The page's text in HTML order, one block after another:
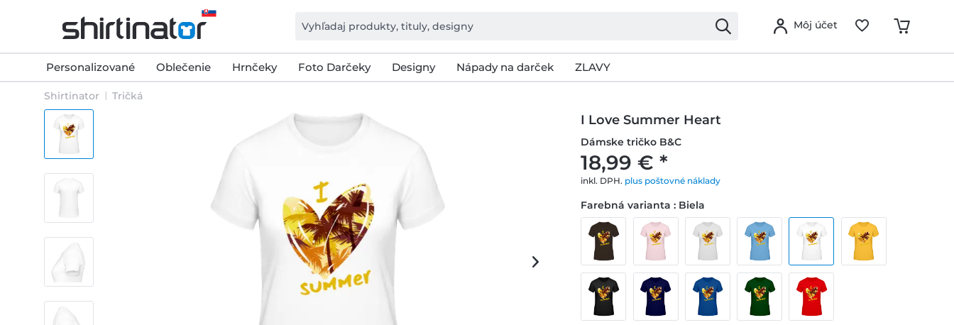
Môj účet
Personalizované Oblečenie Hrnčeky Foto Darčeky Designy Nápady na darček ZLAVY
Shirtinator Tričká
I Love Summer Heart
Dámske tričko B&C
18,99 € *
inkl. DPH. plus poštovné náklady
Farebná varianta : Biela